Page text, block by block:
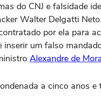
do CNJ e falsidade
Walter Delgatti
por ela para
inserir um falso
Alexandre de
a cinco anos e